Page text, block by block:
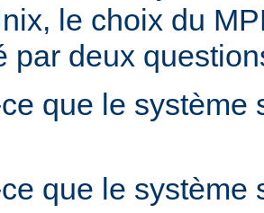
le choix du
par deux
que le système
que le système